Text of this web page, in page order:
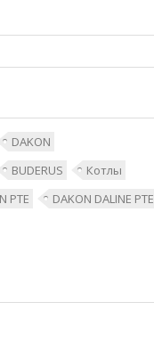
DAKON
BUDERUS
Котлы
PTE
DAKON DALINE PTE